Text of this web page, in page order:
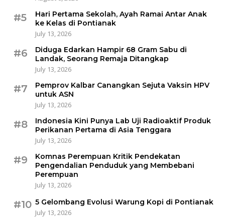
#5
Hari Pertama Sekolah, Ayah Ramai Antar Anak
ke Kelas di Pontianak
July 13, 2026
#6
Diduga Edarkan Hampir 68 Gram Sabu di
Landak, Seorang Remaja Ditangkap
July 13, 2026
#7
Pemprov Kalbar Canangkan Sejuta Vaksin HPV
untuk ASN
July 13, 2026
#8
Indonesia Kini Punya Lab Uji Radioaktif Produk
Perikanan Pertama di Asia Tenggara
July 13, 2026
#9
Komnas Perempuan Kritik Pendekatan
Pengendalian Penduduk yang Membebani
Perempuan
July 13, 2026
#10 5 Gelombang Evolusi Warung Kopi di Pontianak
July 13, 2026